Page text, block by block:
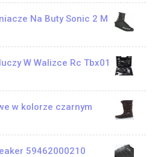
Na Buty Sonic 2 M
W Walizce Rc Tbx01
w kolorze czarnym
59462000210